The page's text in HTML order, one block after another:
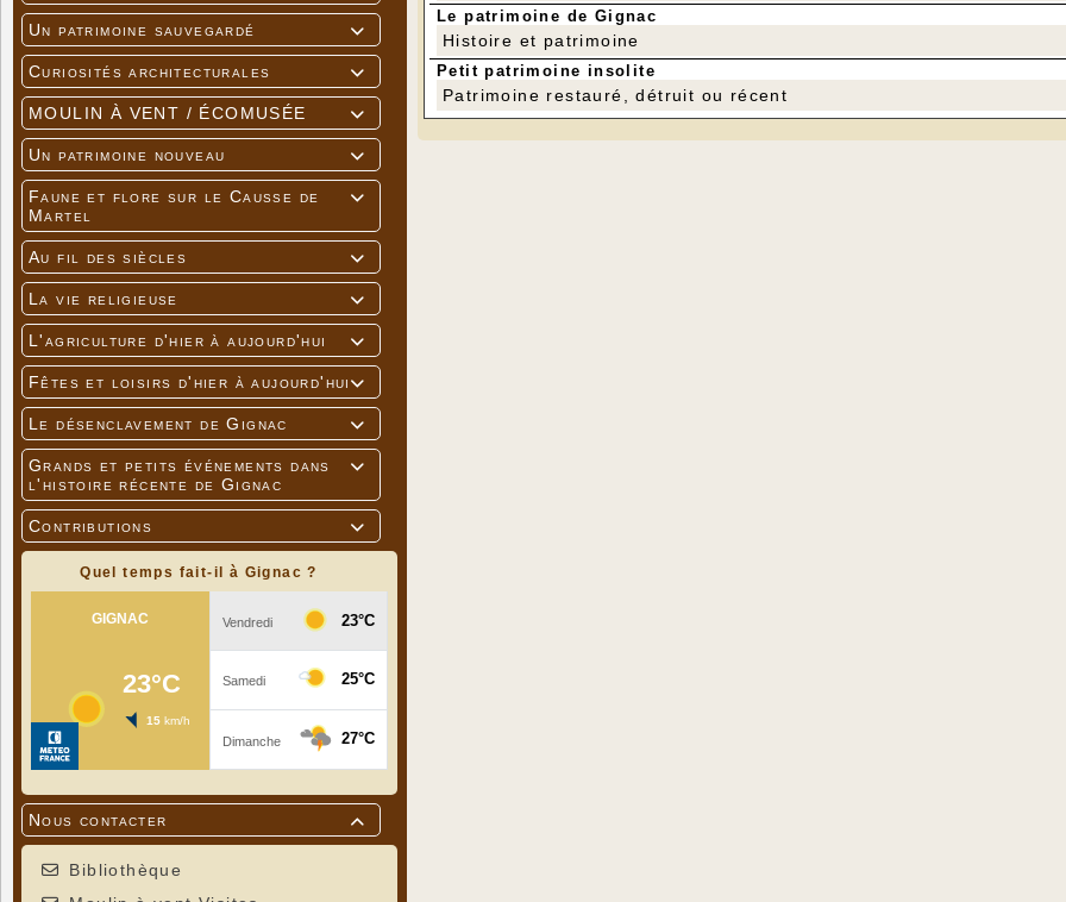

Un patrimoine sauvegardé

Curiosités architecturales

MOULIN À VENT / ÉCOMUSÉE

Un patrimoine nouveau

Faune et flore sur le Causse de
Martel

Au fil des siècles

La vie religieuse

L'agriculture d'hier à aujourd'hui

Fêtes et loisirs d'hier à aujourd'hui

Le désenclavement de Gignac

Grands et petits événements dans
l'histoire récente de Gignac

Contributions
Quel temps fait-il à Gignac ?

Nous contacter
Bibliothèque
Le patrimoine de Gignac
Histoire et patrimoine
Petit patrimoine insolite
Patrimoine restauré, détruit ou récent